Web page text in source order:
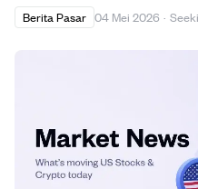
Berita Pasar 04 Mei 2026 ·